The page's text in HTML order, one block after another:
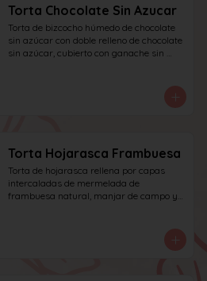
Torta Chocolate Sin Azucar
Torta de bizcocho húmedo de chocolate
sin azúcar con doble relleno de chocolate
sin azúcar, cubierto con ganache sin
Torta Hojarasca Frambuesa
Torta de hojarasca rellena por capas
intercaladas de mermelada de
frambuesa natural, manjar de campo y